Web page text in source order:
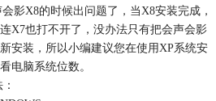
影X8的时候出问题了，当X8安装完成，
X7也打不开了，没办法只有把会声会影
安装，所以小编建议您在使用XP系统安
电脑系统位数。